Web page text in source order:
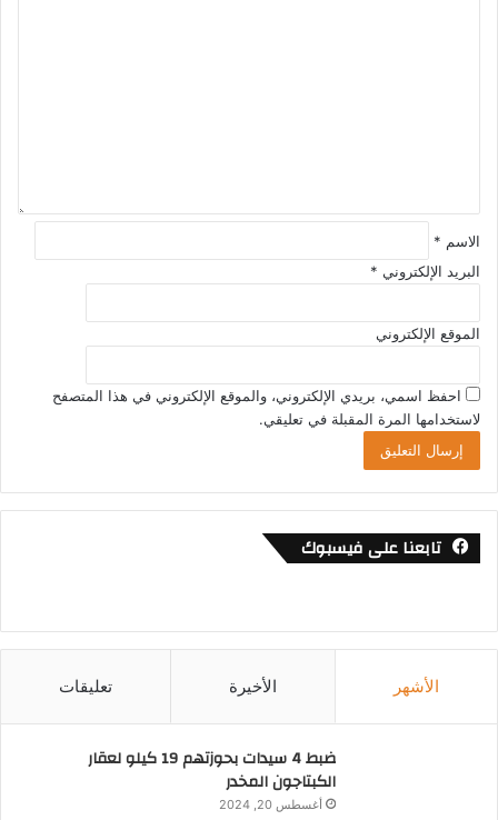
الاسم *
البريد الإلكتروني *
الموقع الإلكتروني
احفظ اسمي، بريدي الإلكتروني، والموقع الإلكتروني في هذا المتصفح
لاستخدامها المرة المقبلة في تعليقي.
تابعنا على فيسبوك
الأشهر الأخيرة تعليقات
ضبط 4 سيدات بحوزتهم 19 كيلو لعقار
الكبتاجون المخدر
أغسطس 20, 2024